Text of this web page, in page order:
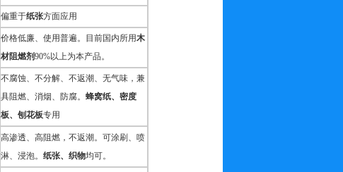
偏重于纸张方面应用
价格低廉、使用普遍。目前国内所用木
材阻燃剂90%以上为本产品。
不腐蚀、不分解、不返潮、无气味，兼
具阻燃、消烟、防腐。 蜂窝纸、密度
板、刨花板专用
高渗透、高阻燃，不返潮。可涂刷、喷
淋、浸泡。 纸张、织物均可。